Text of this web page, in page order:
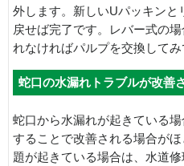
外します。新しいUパッキンと
戻せば完了です。レバー式の
れなければパルプを交換してみ
蛇口の水漏れトラブルが改善
蛇口から水漏れが起きている
することで改善される場合が
題が起きている場合は、水道